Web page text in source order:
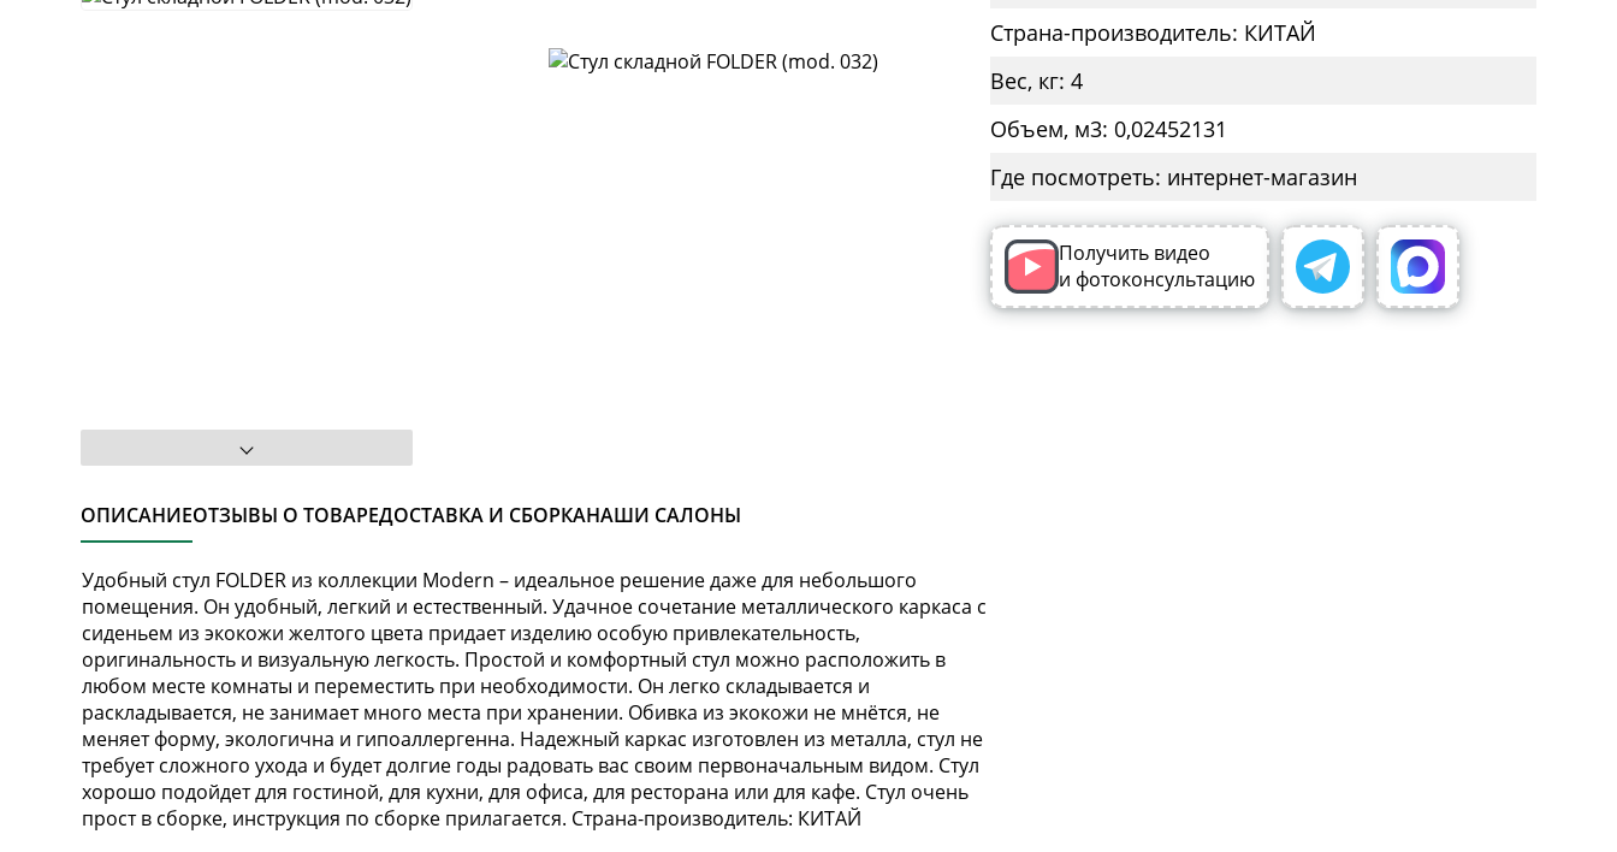
ОПИСАНИЕОТЗЫВЫ О ТОВАРЕДОСТАВКА И СБОРКАНАШИ САЛОНЫ
Удобный стул FOLDER из коллекции Modern – идеальное решение даже для небольшого
помещения. Он удобный, легкий и естественный. Удачное сочетание металлического каркаса с
сиденьем из экокожи желтого цвета придает изделию особую привлекательность,
оригинальность и визуальную легкость. Простой и комфортный стул можно расположить в
любом месте комнаты и переместить при необходимости. Он легко складывается и
раскладывается, не занимает много места при хранении. Обивка из экокожи не мнётся, не
меняет форму, экологична и гипоаллергенна. Надежный каркас изготовлен из металла, стул не
требует сложного ухода и будет долгие годы радовать вас своим первоначальным видом. Стул
хорошо подойдет для гостиной, для кухни, для офиса, для ресторана или для кафе. Стул очень
прост в сборке, инструкция по сборке прилагается. Страна-производитель: КИТАЙ
Страна-производитель: КИТАЙ
Вес, кг: 4
Объем, м3: 0,02452131
Где посмотреть: интернет-магазин
Получить видео
и фотоконсультацию